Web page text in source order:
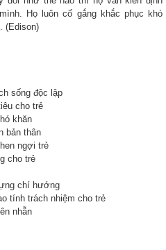
Họ luôn cố gắng khắc phục khó
(Edison)
sống độc lập
cho trẻ
khăn
bản thân
ngợi trẻ
cho trẻ
chí hướng
tính trách nhiệm cho trẻ
nhẫn